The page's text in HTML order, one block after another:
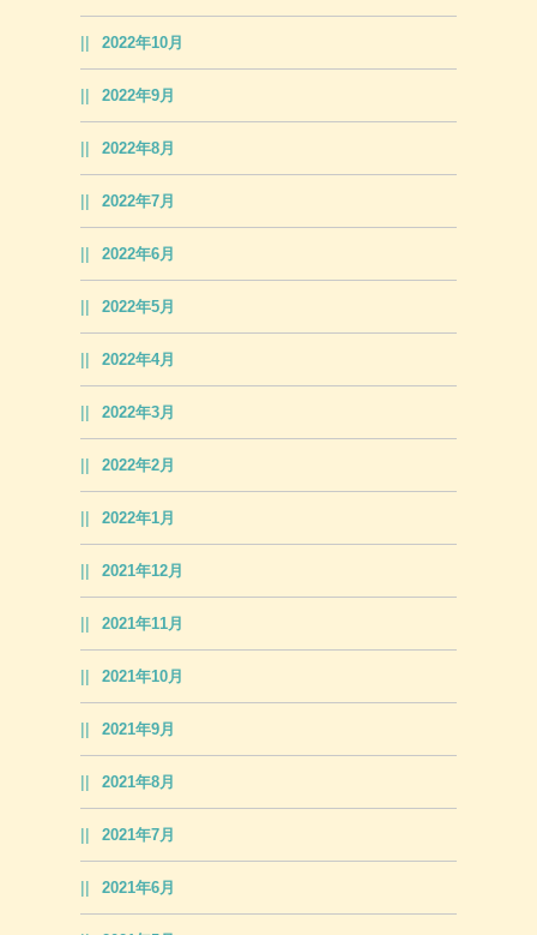
2022年10月
2022年9月
2022年8月
2022年7月
2022年6月
2022年5月
2022年4月
2022年3月
2022年2月
2022年1月
2021年12月
2021年11月
2021年10月
2021年9月
2021年8月
2021年7月
2021年6月